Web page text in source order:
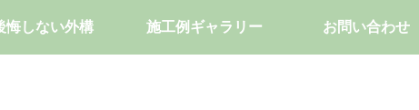
悔しない外構 施工例ギャラリー お問い合わせ